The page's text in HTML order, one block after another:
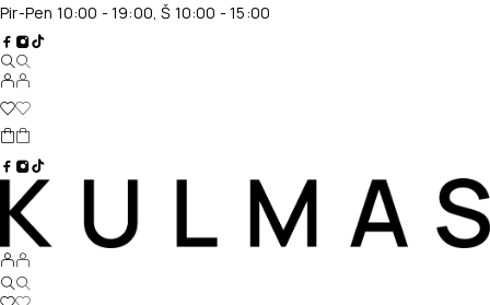
Pir-Pen 10:00 - 19:00, Š 10:00 - 15:00